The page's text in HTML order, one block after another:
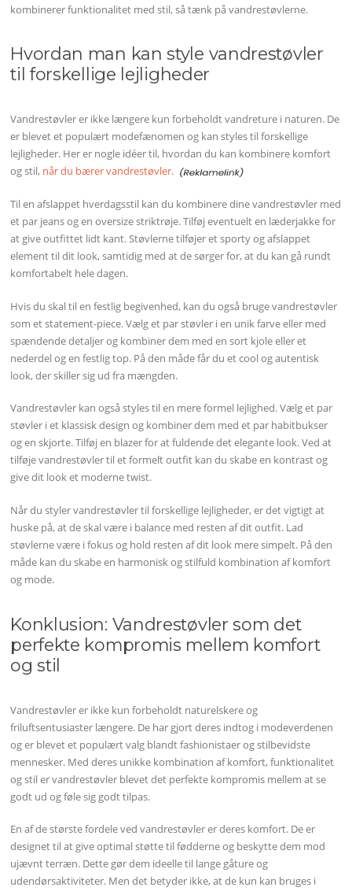
kombinerer funktionalitet med stil, så tænk på vandrestøvlerne.
Hvordan man kan style vandrestøvler
til forskellige lejligheder
Vandrestøvler er ikke længere kun forbeholdt vandreture i naturen. De
er blevet et populært modefænomen og kan styles til forskellige
lejligheder. Her er nogle idéer til, hvordan du kan kombinere komfort
og stil, når du bærer vandrestøvler.
Til en afslappet hverdagsstil kan du kombinere dine vandrestøvler med
et par jeans og en oversize striktrøje. Tilføj eventuelt en læderjakke for
at give outfittet lidt kant. Støvlerne tilføjer et sporty og afslappet
element til dit look, samtidig med at de sørger for, at du kan gå rundt
komfortabelt hele dagen.
Hvis du skal til en festlig begivenhed, kan du også bruge vandrestøvler
som et statement-piece. Vælg et par støvler i en unik farve eller med
spændende detaljer og kombiner dem med en sort kjole eller et
nederdel og en festlig top. På den måde får du et cool og autentisk
look, der skiller sig ud fra mængden.
Vandrestøvler kan også styles til en mere formel lejlighed. Vælg et par
støvler i et klassisk design og kombiner dem med et par habitbukser
og en skjorte. Tilføj en blazer for at fuldende det elegante look. Ved at
tilføje vandrestøvler til et formelt outfit kan du skabe en kontrast og
give dit look et moderne twist.
Når du styler vandrestøvler til forskellige lejligheder, er det vigtigt at
huske på, at de skal være i balance med resten af dit outfit. Lad
støvlerne være i fokus og hold resten af dit look mere simpelt. På den
måde kan du skabe en harmonisk og stilfuld kombination af komfort
og mode.
Konklusion: Vandrestøvler som det
perfekte kompromis mellem komfort
og stil
Vandrestøvler er ikke kun forbeholdt naturelskere og
friluftsentusiaster længere. De har gjort deres indtog i modeverdenen
og er blevet et populært valg blandt fashionistaer og stilbevidste
mennesker. Med deres unikke kombination af komfort, funktionalitet
og stil er vandrestøvler blevet det perfekte kompromis mellem at se
godt ud og føle sig godt tilpas.
En af de største fordele ved vandrestøvler er deres komfort. De er
designet til at give optimal støtte til fødderne og beskytte dem mod
ujævnt terræn. Dette gør dem ideelle til lange gåture og
udendørsaktiviteter. Men det betyder ikke, at de kun kan bruges i